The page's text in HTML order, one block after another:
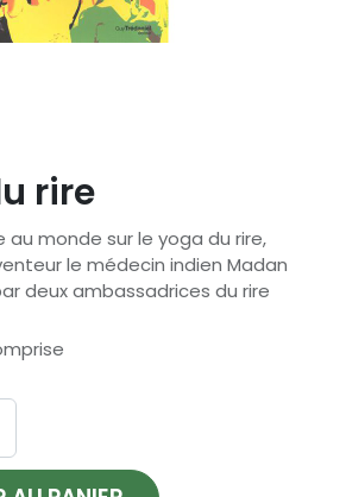
rire
au monde sur le yoga du rire,
le médecin indien Madan
deux ambassadrices du rire